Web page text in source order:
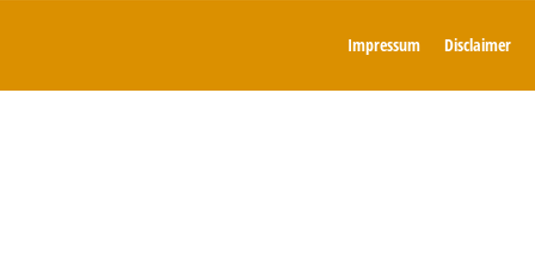
Disclaimer
Impressum